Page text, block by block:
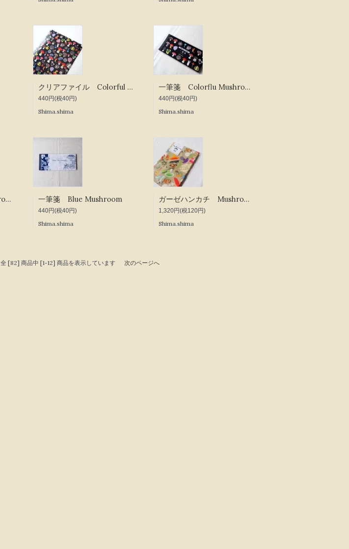
クリアファイル Colorful Mushrooms
440円(税40円)
Shima.shima
一筆箋 Colorflu Mushrooms
440円(税40円)
Shima.shima
マグカップ Blue Mushroom 一筆箋 Blue Mushroom
440円(税40円)
Shima.shima
ガーゼハンカチ Mushrooming
1,320円(税120円)
Shima.shima
全 [82] 商品中 [1-12] 商品を表示しています 次のページへ